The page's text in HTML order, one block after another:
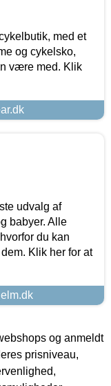
med et
og cykelsko,
være med. Klik
udvalg af
babyer. Alle
du kan
Klik her for at
og anmeldt
prisniveau,